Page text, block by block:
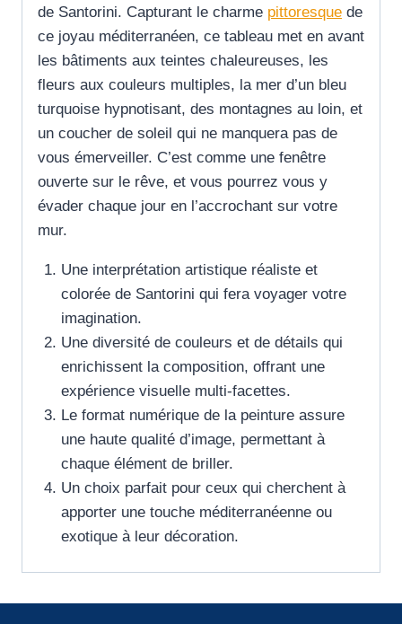
de Santorini. Capturant le charme pittoresque de
ce joyau méditerranéen, ce tableau met en avant
les bâtiments aux teintes chaleureuses, les
fleurs aux couleurs multiples, la mer d’un bleu
turquoise hypnotisant, des montagnes au loin, et
un coucher de soleil qui ne manquera pas de
vous émerveiller. C’est comme une fenêtre
ouverte sur le rêve, et vous pourrez vous y
évader chaque jour en l’accrochant sur votre
mur.
Une interprétation artistique réaliste et
colorée de Santorini qui fera voyager votre
imagination.
Une diversité de couleurs et de détails qui
enrichissent la composition, offrant une
expérience visuelle multi-facettes.
Le format numérique de la peinture assure
une haute qualité d’image, permettant à
chaque élément de briller.
Un choix parfait pour ceux qui cherchent à
apporter une touche méditerranéenne ou
exotique à leur décoration.